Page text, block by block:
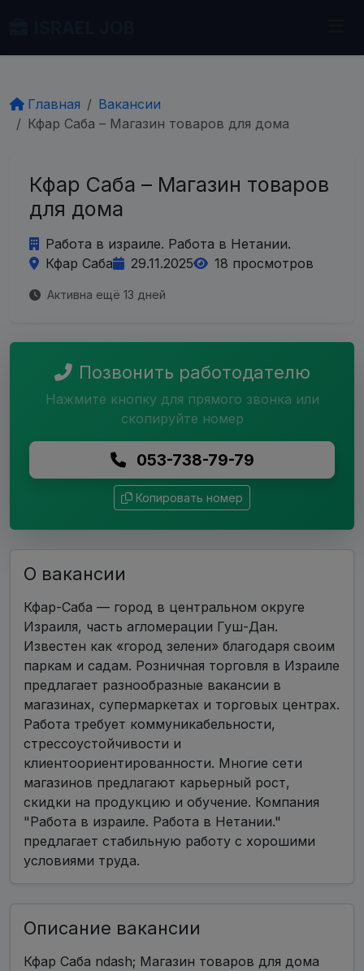
Главная
Вакансии
Кфар Саба – Магазин товаров для дома
Кфар Саба – Магазин товаров
для дома
Работа в израиле. Работа в Нетании.
Кфар Саба
29.11.2025 18 просмотров
Активна ещё 13 дней
Позвонить работодателю
Нажмите кнопку для прямого звонка или
скопируйте номер
053-738-79-79
Копировать номер
О вакансии
Кфар-Саба — город в центральном округе
Израиля, часть агломерации Гуш-Дан.
Известен как «город зелени» благодаря своим
паркам и садам. Розничная торговля в Израиле
предлагает разнообразные вакансии в
магазинах, супермаркетах и торговых центрах.
Работа требует коммуникабельности,
стрессоустойчивости и
клиентоориентированности. Многие сети
магазинов предлагают карьерный рост,
скидки на продукцию и обучение. Компания
"Работа в израиле. Работа в Нетании."
предлагает стабильную работу с хорошими
условиями труда.
Описание вакансии
Кфар Саба ndash; Магазин товаров для дома